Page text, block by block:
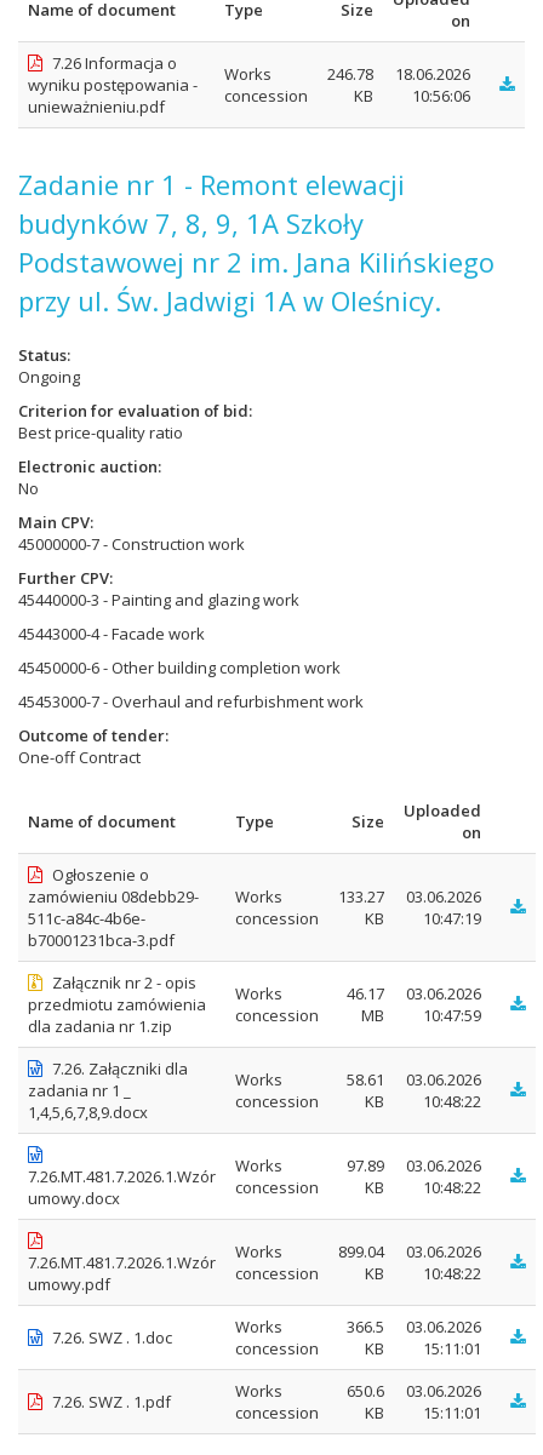
Name of document Type Size
on
7.26 Informacja o
wyniku postępowania -
unieważnieniu.pdf
Works
concession
246.78
KB
18.06.2026
10:56:06
Zadanie nr 1 - Remont elewacji
budynków 7, 8, 9, 1A Szkoły
Podstawowej nr 2 im. Jana Kilińskiego
przy ul. Św. Jadwigi 1A w Oleśnicy.
Status
Ongoing
Criterion for evaluation of bid
Best price-quality ratio
Electronic auction
No
Main CPV
45000000-7 - Construction work
Further CPV
45440000-3 - Painting and glazing work
45443000-4 - Facade work
45450000-6 - Other building completion work
45453000-7 - Overhaul and refurbishment work
Outcome of tender
One-off Contract
Name of document Type Size
Uploaded
on
Ogłoszenie o
zamówieniu 08debb29-
511c-a84c-4b6e-
b70001231bca-3.pdf
Works
concession
133.27
KB
03.06.2026
10:47:19
Załącznik nr 2 - opis
przedmiotu zamówienia
dla zadania nr 1.zip
Works
concession
46.17
MB
03.06.2026
10:47:59
7.26. Załączniki dla
zadania nr 1 _
1,4,5,6,7,8,9.docx
Works
concession
58.61
KB
03.06.2026
10:48:22
7.26.MT.481.7.2026.1.Wzór
umowy.docx
Works
concession
97.89
KB
03.06.2026
10:48:22
7.26.MT.481.7.2026.1.Wzór
umowy.pdf
Works
concession
899.04
KB
03.06.2026
10:48:22
7.26. SWZ . 1.doc
Works
concession
366.5
KB
03.06.2026
15:11:01
7.26. SWZ . 1.pdf
Works
concession
650.6
KB
03.06.2026
15:11:01